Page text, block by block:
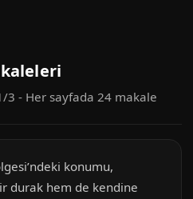
3 - Her sayfada 24 makale
konumu,
durak hem de kendine